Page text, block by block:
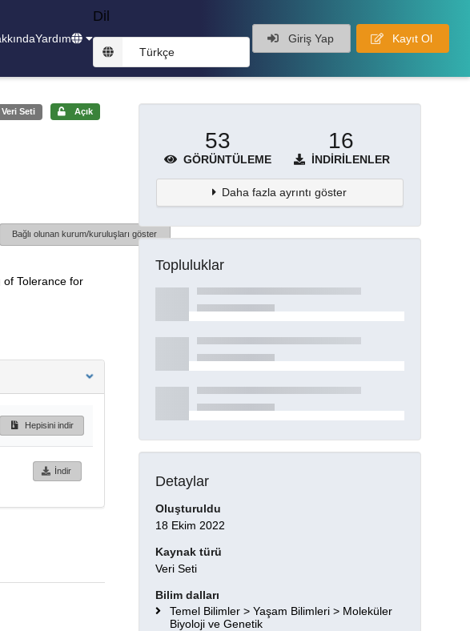
Yardım
Dil
Türkçe
Giriş Yap Kayıt Ol
Veri Seti Açık
Bağlı olunan kurum/kuruluşları göster
Tolerance for
Hepisini indir
İndir
53
GÖRÜNTÜLEME
16
İNDIRILENLER
Daha fazla ayrıntı göster
Topluluklar
Detaylar
Oluşturuldu
18 Ekim 2022
Kaynak türü
Veri Seti
Bilim dalları
Temel Bilimler > Yaşam Bilimleri > Moleküler
Biyoloji ve Genetik